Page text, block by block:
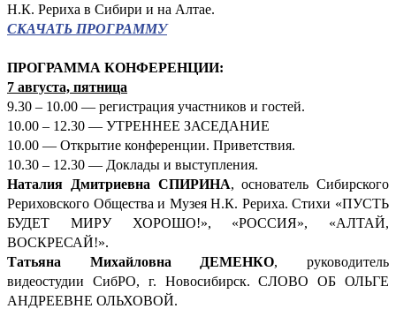
Н.К. Рериха в Сибири и на Алтае.
СКАЧАТЬ ПРОГРАММУ
ПРОГРАММА КОНФЕРЕНЦИИ:
7 августа, пятница
9.30 – 10.00 — регистрация участников и гостей.
10.00 – 12.30 — УТРЕННЕЕ ЗАСЕДАНИЕ
10.00 — Открытие конференции. Приветствия.
10.30 – 12.30 — Доклады и выступления.
Наталия Дмитриевна СПИРИНА, основатель Сибирского
Рериховского Общества и Музея Н.К. Рериха. Стихи «ПУСТЬ
БУДЕТ МИРУ ХОРОШО!», «РОССИЯ», «АЛТАЙ,
ВОСКРЕСАЙ!».
Татьяна Михайловна ДЕМЕНКО, руководитель
видеостудии СибРО, г. Новосибирск. СЛОВО ОБ ОЛЬГЕ
АНДРЕЕВНЕ ОЛЬХОВОЙ.